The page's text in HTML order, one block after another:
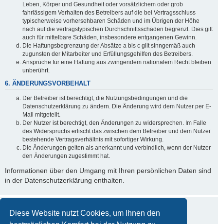
Diese Website nutzt Cookies, um Ihnen den
Leben, Körper und Gesundheit oder vorsätzlichem oder grob
fahrlässigem Verhalten des Betreibers auf die bei Vertragsschluss
typischerweise vorhersehbaren Schäden und im Übrigen der Höhe
nach auf die vertragstypischen Durchschnittsschäden begrenzt. Dies gilt
auch für mittelbare Schäden, insbesondere entgangenen Gewinn.
Die Haftungsbegrenzung der Absätze a bis c gilt sinngemäß auch
zugunsten der Mitarbeiter und Erfüllungsgehilfen des Betreibers.
Ansprüche für eine Haftung aus zwingendem nationalem Recht bleiben
unberührt.
6. ÄNDERUNGSVORBEHALT
Der Betreiber ist berechtigt, die Nutzungsbedingungen und die
Datenschutzerklärung zu ändern. Die Änderung wird dem Nutzer per E-
Mail mitgeteilt.
Der Nutzer ist berechtigt, den Änderungen zu widersprechen. Im Falle
des Widerspruchs erlischt das zwischen dem Betreiber und dem Nutzer
bestehende Vertragsverhältnis mit sofortiger Wirkung.
Die Änderungen gelten als anerkannt und verbindlich, wenn der Nutzer
den Änderungen zugestimmt hat.
Informationen über den Umgang mit Ihren persönlichen Daten sind
in der Datenschutzerklärung enthalten.